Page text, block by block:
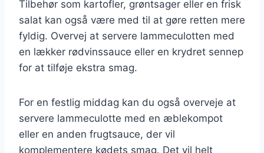
Tilbehør som kartofler, grøntsager eller en frisk
salat kan også være med til at gøre retten mere
fyldig. Overvej at servere lammeculotten med
en lækker rødvinssauce eller en krydret sennep
for at tilføje ekstra smag.
For en festlig middag kan du også overveje at
servere lammeculotte med en æblekompot
eller en anden frugtsauce, der vil
komplementere kødets smag. Det vil helt